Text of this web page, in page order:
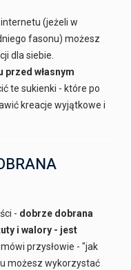
(jeżeli w
fasonu) możesz
dla siebie.
przed własnym
te sukienki - które po
kreacje wyjątkowe i
- dobrze dobrana
i walory - jest
mówi przysłowie - "jak
możesz wykorzystać